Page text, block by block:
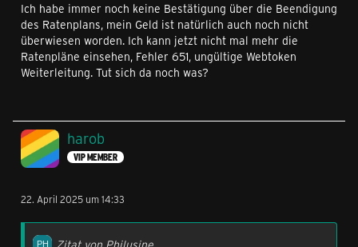
Ich habe immer noch keine Bestätigung über die Beendigung
des Ratenplans, mein Geld ist natürlich auch noch nicht
überwiesen worden. Ich kann jetzt nicht mal mehr die
Ratenpläne einsehen, Fehler 651, ungültige Webtoken
Weiterleitung. Tut sich da noch was?
harob
VIP MEMBER
22. April 2025 um 14:33